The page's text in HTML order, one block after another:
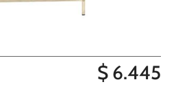
$6.445